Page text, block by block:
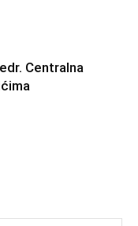
Centralna